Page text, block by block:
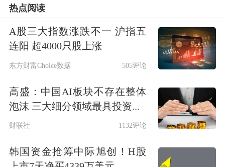
热点阅读
A股三大指数涨跌不一 沪指五
连阳 超4000只股上涨
东方财富Choice数据 505评论
高盛：中国AI板块不存在整体
泡沫 三大细分领域最具投资...
财联社 1132评论
韩国资金抢筹中际旭创！H股